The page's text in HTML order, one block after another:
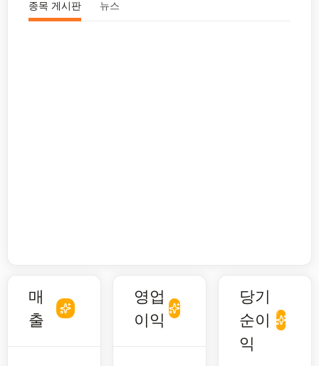
종목 게시판 뉴스
매
출
영업
이익
당기
순이
익